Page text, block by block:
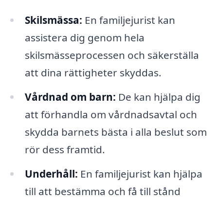
Skilsmässa: En familjejurist kan
assistera dig genom hela
skilsmässeprocessen och säkerställa
att dina rättigheter skyddas.
Vårdnad om barn: De kan hjälpa dig
att förhandla om vårdnadsavtal och
skydda barnets bästa i alla beslut som
rör dess framtid.
Underhåll: En familjejurist kan hjälpa
till att bestämma och få till stånd